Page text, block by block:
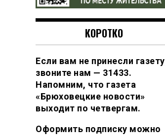
КОРОТКО
Если вам не принесли
звоните нам — 31433.
Напомним, что газета
«Брюховецкие новости»
выходит по четвергам.
Оформить подписку можно